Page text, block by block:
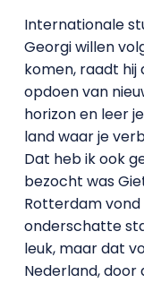
Internationale
Georgi willen
komen, raadt
opdoen van
horizon en leer
land waar je
Dat heb ik ook
bezocht was
Rotterdam vond
onderschatte
leuk, maar dat
Nederland, door